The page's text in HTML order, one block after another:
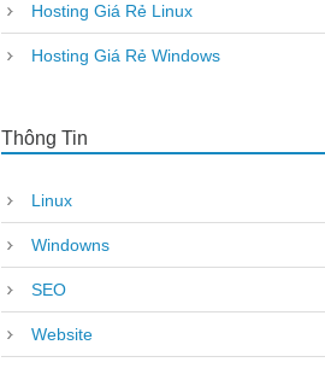
Hosting Giá Rẻ Linux
Hosting Giá Rẻ Windows
Thông Tin
Linux
Windowns
SEO
Website